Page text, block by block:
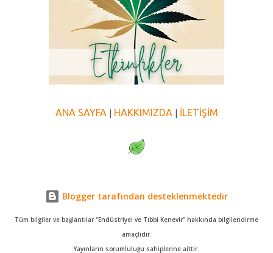
ANA SAYFA HAKKIMIZDA İLETİŞİM
Blogger tarafından desteklenmektedir
Tüm bilgiler ve bağlantılar "Endüstriyel ve Tıbbi Kenevir" hakkında bilgilendirme
amaçlıdır.
Yayınların sorumluluğu sahiplerine aittir.